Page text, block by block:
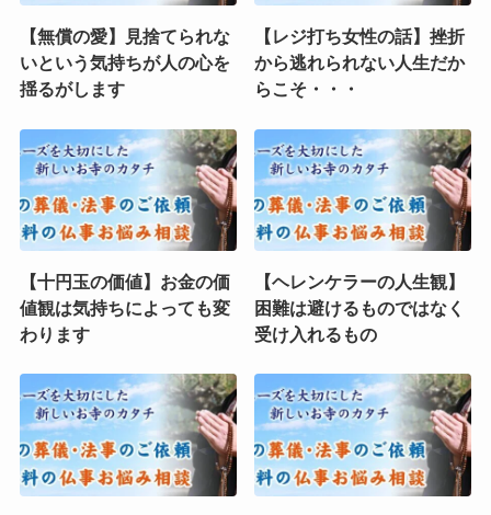
【無償の愛】見捨てられな
いという気持ちが人の心を
揺るがします
【レジ打ち女性の話】挫折
から逃れられない人生だか
らこそ・・・
【十円玉の価値】お金の価
値観は気持ちによっても変
わります
【ヘレンケラーの人生観】
困難は避けるものではなく
受け入れるもの